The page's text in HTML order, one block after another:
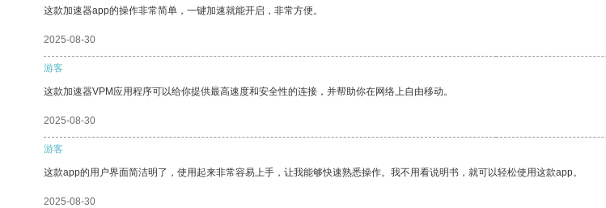
这款加速器app的操作非常简单，一键加速就能开启，非常方便。
2025-08-30
游客
这款加速器VPM应用程序可以给你提供最高速度和安全性的连接，并帮助你在网络上自由移动。
2025-08-30
游客
这款app的用户界面简洁明了，使用起来非常容易上手，让我能够快速熟悉操作。我不用看说明书，就可以轻松使用这款app。
2025-08-30